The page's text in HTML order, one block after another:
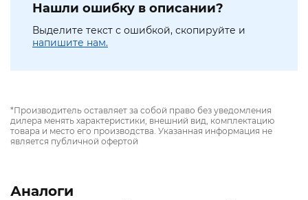
Нашли ошибку в описании?
Выделите текст с ошибкой, скопируйте и
напишите нам.
*Производитель оставляет за собой право без уведомления
дилера менять характеристики, внешний вид, комплектацию
товара и место его производства. Указанная информация не
является публичной офертой
Аналоги